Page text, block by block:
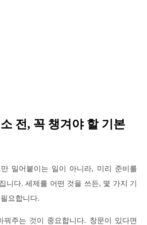
전, 꼭 챙겨야 할 기본
밀어붙이는 일이 아니라, 미리 준비를
니다. 세제를 어떤 것을 쓰든, 몇 가지 기
요합니다.
꿔주는 것이 중요합니다. 창문이 있다면